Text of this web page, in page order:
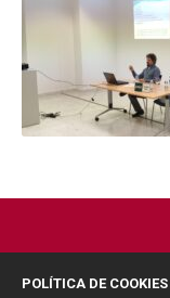
POLÍTICA DE COOKIES